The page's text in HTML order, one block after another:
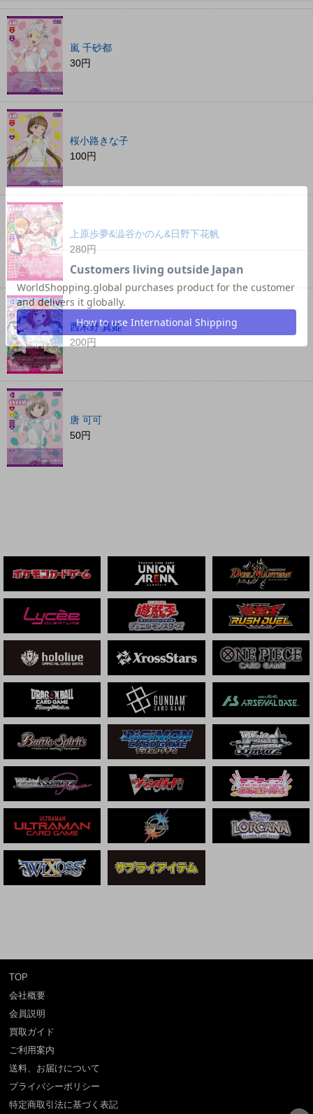
嵐 千砂都
30円
桜小路きな子
100円
上原歩夢&澁谷かのん&日野下花帆
280円
西木野 真姫
200円
唐 可可
50円
TOP
会社概要
会員説明
買取ガイド
ご利用案内
送料、お届けについて
プライバシーポリシー
特定商取引法に基づく表記